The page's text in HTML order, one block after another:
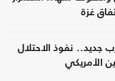
غزة
جديد.. نفوذ الاحتلال
الأمريكي